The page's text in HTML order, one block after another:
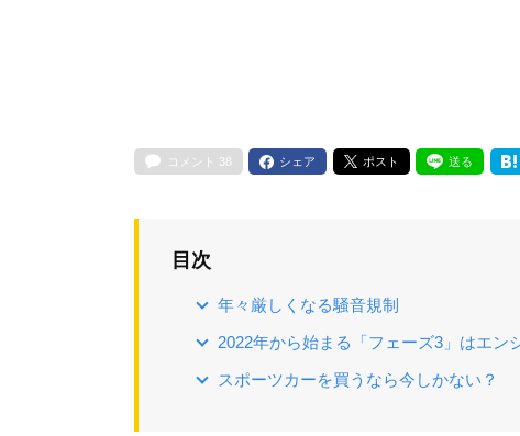
コメント 38 シェア ポスト 送る
目次
年々厳しくなる騒音規制
2022年から始まる「フェーズ3」はエン
スポーツカーを買うなら今しかない？